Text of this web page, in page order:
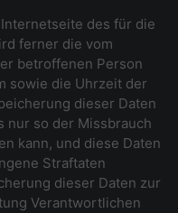
des für die
ferner die vom
betroffenen Person
sowie die Uhrzeit der
dieser Daten
nur so der Missbrauch
kann, und diese Daten
Straftaten
dieser Daten zur
Verantwortlichen